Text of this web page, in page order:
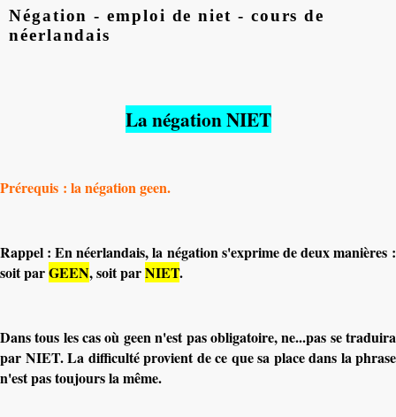
Négation - emploi de niet - cours de
néerlandais
La négation NIET
Prérequis : la négation geen.
Rappel : En néerlandais, la négation s'exprime de deux manières :
soit parGEEN, soit parNIET.
Dans tous les cas où geen n'est pas obligatoire, ne...pas se traduira
par NIET. La difficulté provient de ce que sa place dans la phrase
n'est pas toujours la même.